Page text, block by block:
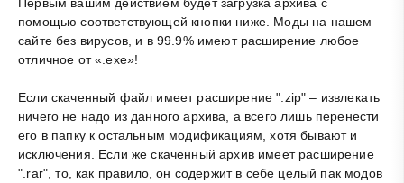
помощью соответствующей кнопки ниже. Моды на нашем
сайте без вирусов, и в 99.9% имеют расширение любое
отличное от «.exe»!
Если скаченный файл имеет расширение ".zip" – извлекать
ничего не надо из данного архива, а всего лишь перенести
его в папку к остальным модификациям, хотя бывают и
исключения. Если же скаченный архив имеет расширение
".rar", то, как правило, он содержит в себе целый пак модов